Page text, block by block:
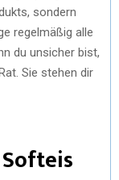
sondern
regelmäßig alle
du unsicher bist,
Sie stehen dir